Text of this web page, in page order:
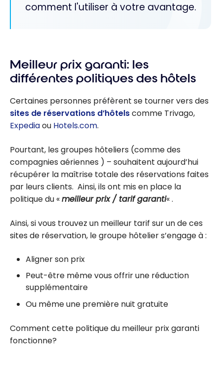
comment l'utiliser à votre avantage.
Meilleur prix garanti: les
différentes politiques des hôtels
Certaines personnes préfèrent se tourner vers des
sites de réservations d’hôtelscomme Trivago,
Expediaou Hotels.com.
Pourtant, les groupes hôteliers (comme des
compagnies aériennes ) – souhaitent aujourd’hui
récupérer la maîtrise totale des réservations faites
par leurs clients. Ainsi, ils ont mis en place la
politique du «meilleur prix / tarif garanti« .
Ainsi, si vous trouvez un meilleur tarif sur un de ces
sites de réservation, le groupe hôtelier s’engage à :
Aligner son prix
Peut-être même vous offrir une réduction
supplémentaire
Ou même une première nuit gratuite
Comment cette politique du meilleur prix garanti
fonctionne?